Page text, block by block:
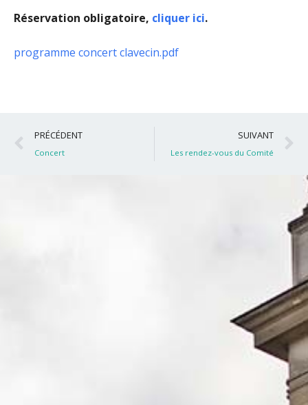
Réservation obligatoire, cliquer ici.
programme concert clavecin.pdf
Précédent
PRÉCÉDENT
Concert
SUIVANT
Les rendez-vous du Comité